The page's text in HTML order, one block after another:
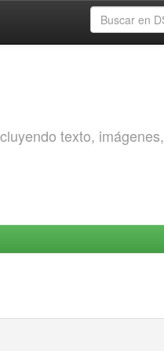
texto, imágenes,